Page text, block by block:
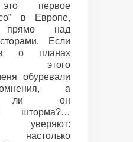
это первое
в Европе,
прямо над
Если
о планах
этого
обуревали
а
ли он
шторма?…
уверяют:
настолько